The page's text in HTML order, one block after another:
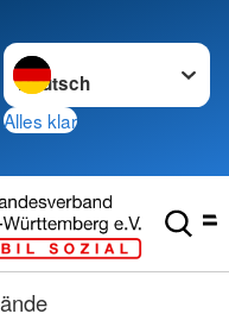
Sprache wechseln zu
Alles klar